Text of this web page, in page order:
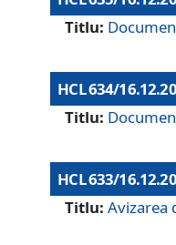
Titlu:
HCL 634/
Titlu:
HCL 633/
Titlu: Avizarea